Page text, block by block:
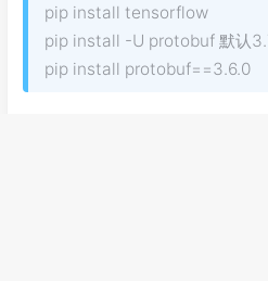
pip install tensorflow
pip install -U protobuf 默认
pip install protobuf==3.6.0